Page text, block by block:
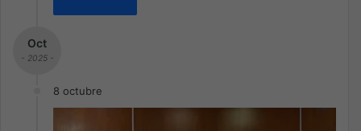
Oct
- 2025 -
8 octubre